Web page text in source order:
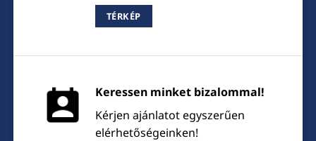
TÉRKÉP
Keressen minket bizalommal!
Kérjen ajánlatot egyszerűen
elérhetőségeinken!